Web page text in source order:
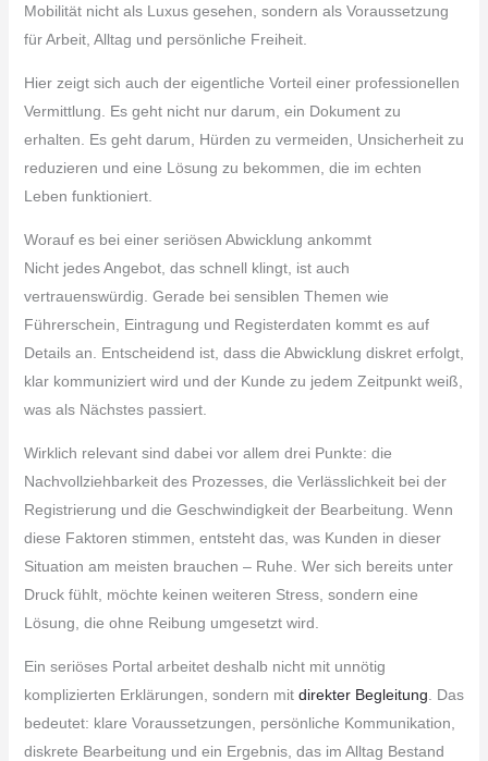
Mobilität nicht als Luxus gesehen, sondern als Voraussetzung
für Arbeit, Alltag und persönliche Freiheit.
Hier zeigt sich auch der eigentliche Vorteil einer professionellen
Vermittlung. Es geht nicht nur darum, ein Dokument zu
erhalten. Es geht darum, Hürden zu vermeiden, Unsicherheit zu
reduzieren und eine Lösung zu bekommen, die im echten
Leben funktioniert.
Worauf es bei einer seriösen Abwicklung ankommt
Nicht jedes Angebot, das schnell klingt, ist auch
vertrauenswürdig. Gerade bei sensiblen Themen wie
Führerschein, Eintragung und Registerdaten kommt es auf
Details an. Entscheidend ist, dass die Abwicklung diskret erfolgt,
klar kommuniziert wird und der Kunde zu jedem Zeitpunkt weiß,
was als Nächstes passiert.
Wirklich relevant sind dabei vor allem drei Punkte: die
Nachvollziehbarkeit des Prozesses, die Verlässlichkeit bei der
Registrierung und die Geschwindigkeit der Bearbeitung. Wenn
diese Faktoren stimmen, entsteht das, was Kunden in dieser
Situation am meisten brauchen – Ruhe. Wer sich bereits unter
Druck fühlt, möchte keinen weiteren Stress, sondern eine
Lösung, die ohne Reibung umgesetzt wird.
Ein seriöses Portal arbeitet deshalb nicht mit unnötig
komplizierten Erklärungen, sondern mit direkter Begleitung . Das
bedeutet: klare Voraussetzungen, persönliche Kommunikation,
diskrete Bearbeitung und ein Ergebnis, das im Alltag Bestand